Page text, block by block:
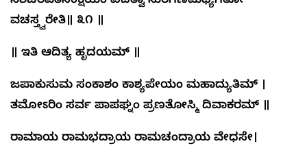
ವಚಸ್ತ್ವರೇತಿ॥ ೩೧ ॥
॥ ಇತಿ ಆದಿತ್ಯ ಹೃದಯಮ್ ॥
ಜಪಾಕುಸುಮ ಸಂಕಾಶಂ ಕಾಶ್ಯಪೇಯಂ ಮಹಾದ್ಯುತಿಮ್ ।
ತಮೋಽರಿಂ ಸರ್ವ ಪಾಪಘ್ನಂ ಪ್ರಣತೋಸ್ಮಿ ದಿವಾಕರಮ್ ॥
ರಾಮಾಯ ರಾಮಭದ್ರಾಯ ರಾಮಚಂದ್ರಾಯ ವೇಧಸೇ।